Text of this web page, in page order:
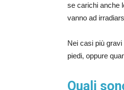
se carichi anche
vanno ad
Nei casi più
piedi, oppure
Quali